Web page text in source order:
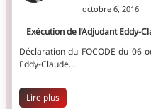
octobre 6, 2016
Exécution de l’Adjudant Eddy-
Déclaration du FOCODE du 06
Eddy-Claude…
Lire plus